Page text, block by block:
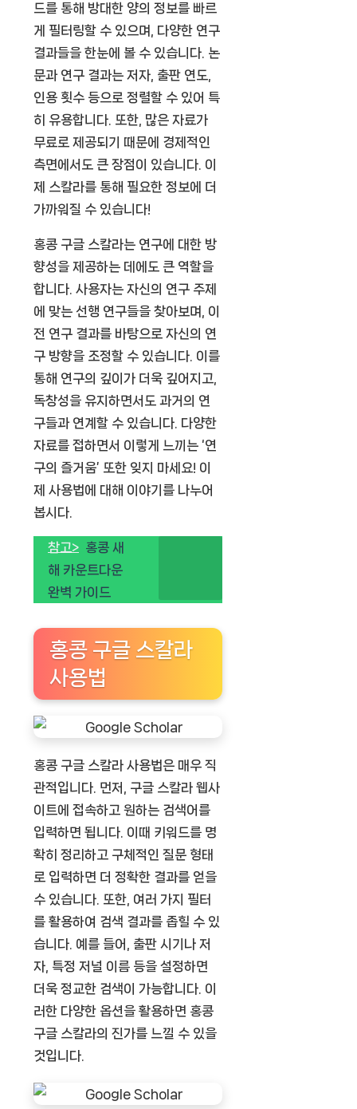
드를 통해 방대한 양의 정보를 빠르
게 필터링할 수 있으며, 다양한 연구
결과들을 한눈에 볼 수 있습니다. 논
문과 연구 결과는 저자, 출판 연도,
인용 횟수 등으로 정렬할 수 있어 특
히 유용합니다. 또한, 많은 자료가
무료로 제공되기 때문에 경제적인
측면에서도 큰 장점이 있습니다. 이
제 스칼라를 통해 필요한 정보에 더
가까워질 수 있습니다!
홍콩 구글 스칼라는 연구에 대한 방
향성을 제공하는 데에도 큰 역할을
합니다. 사용자는 자신의 연구 주제
에 맞는 선행 연구들을 찾아보며, 이
전 연구 결과를 바탕으로 자신의 연
구 방향을 조정할 수 있습니다. 이를
통해 연구의 깊이가 더욱 깊어지고,
독창성을 유지하면서도 과거의 연
구들과 연계할 수 있습니다. 다양한
자료를 접하면서 이렇게 느끼는 ‘연
구의 즐거움’ 또한 잊지 마세요! 이
제 사용법에 대해 이야기를 나누어
봅시다.
참고> 홍콩 새
해 카운트다운
완벽 가이드
홍콩 구글 스칼라
사용법
홍콩 구글 스칼라 사용법은 매우 직
관적입니다. 먼저, 구글 스칼라 웹사
이트에 접속하고 원하는 검색어를
입력하면 됩니다. 이때 키워드를 명
확히 정리하고 구체적인 질문 형태
로 입력하면 더 정확한 결과를 얻을
수 있습니다. 또한, 여러 가지 필터
를 활용하여 검색 결과를 좁힐 수 있
습니다. 예를 들어, 출판 시기나 저
자, 특정 저널 이름 등을 설정하면
더욱 정교한 검색이 가능합니다. 이
러한 다양한 옵션을 활용하면 홍콩
구글 스칼라의 진가를 느낄 수 있을
것입니다.